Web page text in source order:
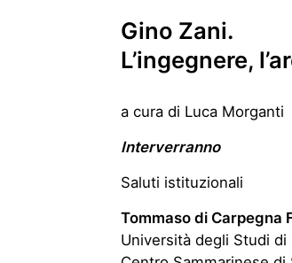
Gino Zani.
L’ingegnere,
a cura di Luca Morganti
Interverranno
Saluti istituzionali
Tommaso di Carpegna
Università degli Studi di